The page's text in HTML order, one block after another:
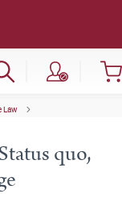
Law
quo,